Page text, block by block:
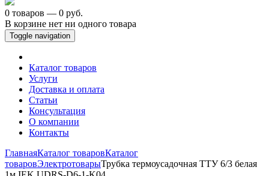
0 товаров — 0 руб.
В корзине нет ни одного товара
Toggle navigation
Каталог товаров
Услуги
Доставка и оплата
Статьи
Консультация
О компании
Контакты
ГлавнаяКаталог товаровКаталог
товаровЭлектротоварыТрубка термоусадочная ТТУ 6/3 белая